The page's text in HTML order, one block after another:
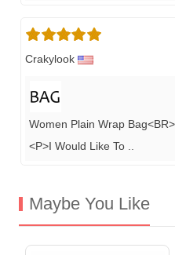
Crakylook
Women Plain Wrap
<P>I Would Like To
Maybe You Like